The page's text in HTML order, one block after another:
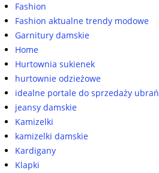
Fashion
Fashion aktualne trendy modowe
Garnitury damskie
Home
Hurtownia sukienek
hurtownie odzieżowe
idealne portale do sprzedaży ubrań
jeansy damskie
Kamizelki
kamizelki damskie
Kardigany
Klapki